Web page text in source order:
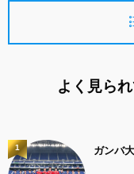
よく見ら
ガンバ
1